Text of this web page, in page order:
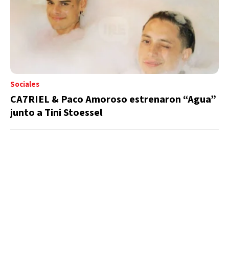
Sociales
CA7RIEL & Paco Amoroso estrenaron “Agua”
junto a Tini Stoessel